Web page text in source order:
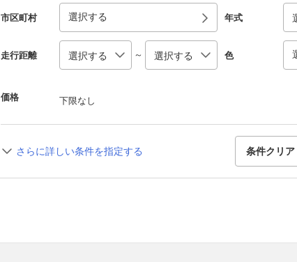
市区町村 選択する 年式
走行距離 ～ 色
価格 下限なし
さらに詳しい条件を指定する 条件クリア